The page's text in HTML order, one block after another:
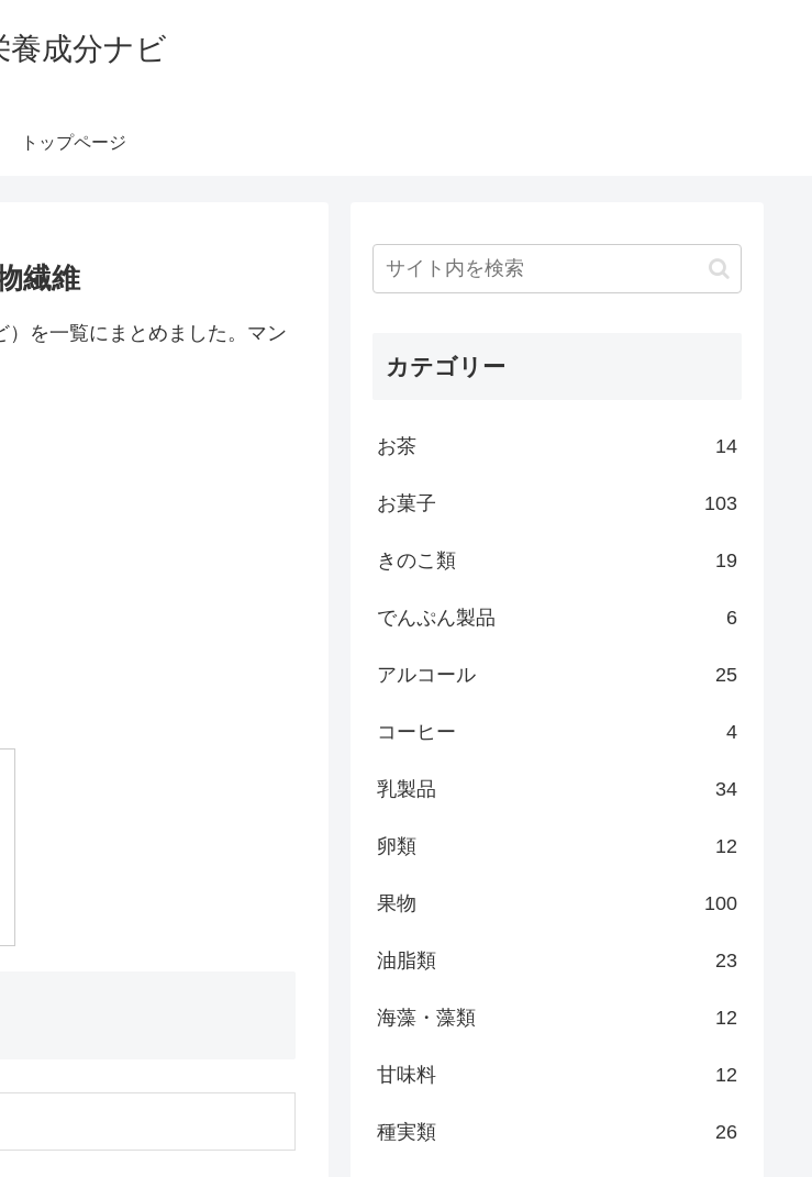
養成分ナビ
トップページ
繊維
を一覧にまとめました。マン
カテゴリー
お茶 14
お菓子 103
きのこ類 19
でんぷん製品 6
アルコール 25
コーヒー 4
乳製品 34
卵類 12
果物 100
油脂類 23
海藻・藻類 12
甘味料 12
種実類 26